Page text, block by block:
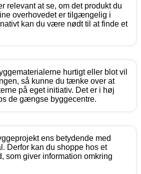
relevant at se, om det produkt du
overhovedet er tilgængelig i
kan du være nødt til at finde et
hurtigt eller blot vil
så kunne du tænke over at
på eget initiativ. Det er i høj
de gængse byggecentre.
ens betydende med
Derfor kan du shoppe hos et
som giver information omkring